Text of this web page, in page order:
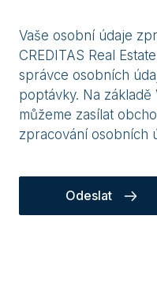
Vaše osobní údaje
CREDITAS Real
správce osobních
poptávky. Na základě
můžeme zasílat
zpracování osobních
Odeslat